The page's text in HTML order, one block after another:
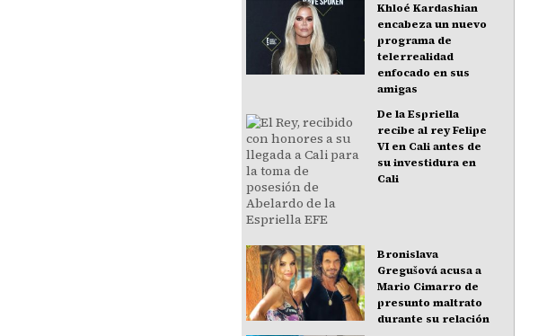
Khloé Kardashian
encabeza un nuevo
programa de
telerrealidad
enfocado en sus
amigas
De la Espriella
recibe al rey Felipe
VI en Cali antes de
su investidura en
Cali
Bronislava
Gregušová acusa a
Mario Cimarro de
presunto maltrato
durante su relación